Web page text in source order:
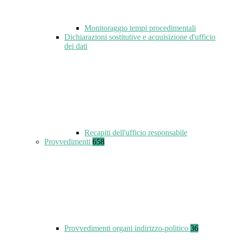
Monitoraggio tempi procedimentali
Dichiarazioni sostitutive e acquisizione d'ufficio
dei dati
Recapiti dell'ufficio responsabile
Provvedimenti 658
Provvedimenti organi indirizzo-politico 36